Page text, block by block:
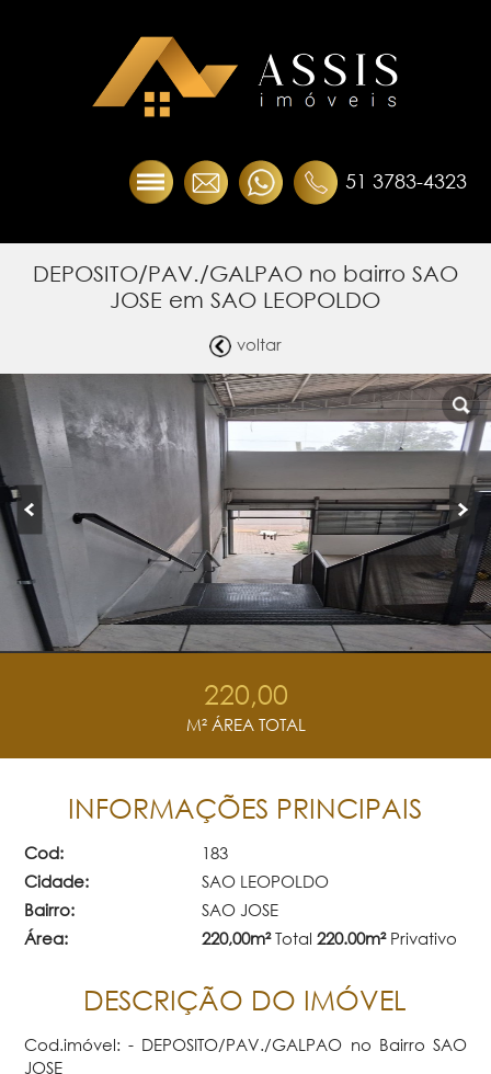
51 3783-4323
DEPOSITO/PAV./GALPAO no bairro SAO
JOSE em SAO LEOPOLDO
voltar
220,00
M² ÁREA TOTAL
INFORMAÇÕES PRINCIPAIS
Cod:
183
Cidade:
SAO LEOPOLDO
Bairro:
SAO JOSE
Área:
220,00m²Total 220.00m²Privativo
DESCRIÇÃO DO IMÓVEL
Cod.imóvel: - DEPOSITO/PAV./GALPAO no Bairro SAO
JOSE